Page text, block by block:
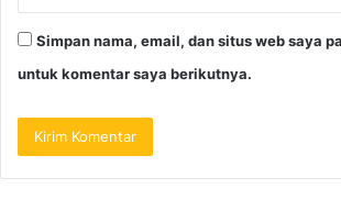
Simpan nama, email, dan situs web saya
untuk komentar saya berikutnya.